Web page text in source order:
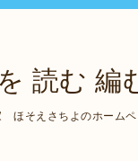
読む 編
ほそえさちよのホームペ